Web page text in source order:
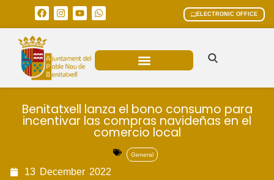
ELECTRONIC OFFICE
Benitatxell lanza el bono consumo para
incentivar las compras navideñas en el
comercio local
General
13 December 2022